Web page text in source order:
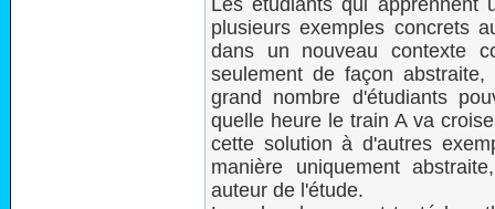
Les étudiants qui apprennent
plusieurs exemples concrets
dans un nouveau contexte
seulement de façon
grand nombre d'étudiants
quelle heure le train A va
cette solution à d'autres
manière uniquement
auteur de l'étude.